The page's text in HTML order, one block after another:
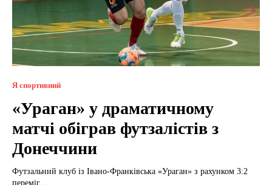
Я спортивний
«Ураган» у драматичному
матчі обіграв футзалістів з
Донеччини
Футзальний клуб із Івано-Франківська «Ураган» з рахунком 3:2
переміг...